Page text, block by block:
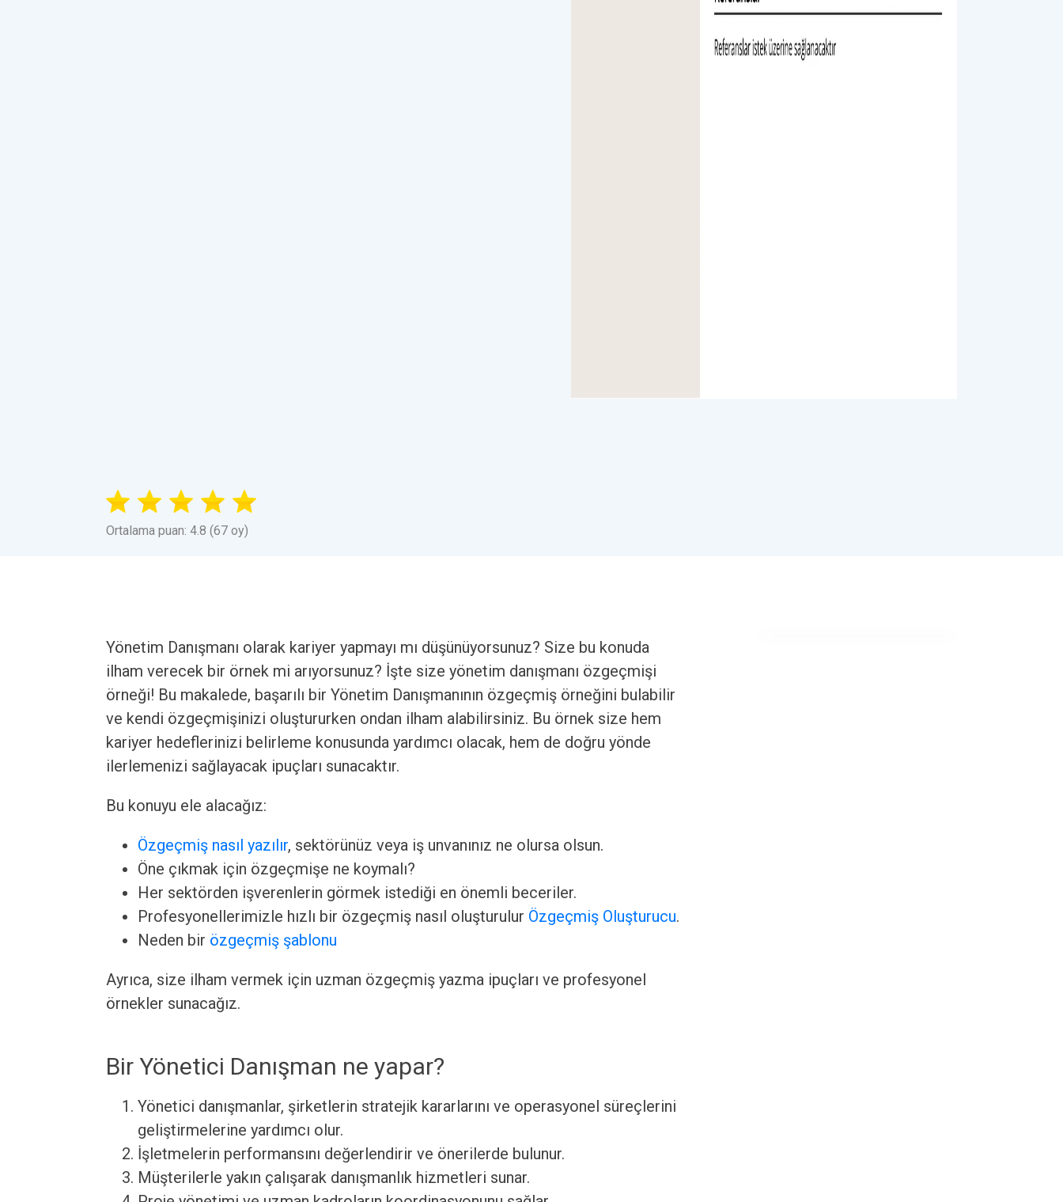
Ortalama puan: 4.8 (67 oy)
Yönetim Danışmanı olarak kariyer yapmayı mı düşünüyorsunuz? Size bu konuda
ilham verecek bir örnek mi arıyorsunuz? İşte size yönetim danışmanı özgeçmişi
örneği! Bu makalede, başarılı bir Yönetim Danışmanının özgeçmiş örneğini bulabilir
ve kendi özgeçmişinizi oluştururken ondan ilham alabilirsiniz. Bu örnek size hem
kariyer hedeflerinizi belirleme konusunda yardımcı olacak, hem de doğru yönde
ilerlemenizi sağlayacak ipuçları sunacaktır.
Bu konuyu ele alacağız:
Özgeçmiş nasıl yazılır, sektörünüz veya iş unvanınız ne olursa olsun.
Öne çıkmak için özgeçmişe ne koymalı?
Her sektörden işverenlerin görmek istediği en önemli beceriler.
Profesyonellerimizle hızlı bir özgeçmiş nasıl oluşturulur Özgeçmiş Oluşturucu.
Neden bir özgeçmiş şablonu
Ayrıca, size ilham vermek için uzman özgeçmiş yazma ipuçları ve profesyonel
örnekler sunacağız.
Bir Yönetici Danışman ne yapar?
Yönetici danışmanlar, şirketlerin stratejik kararlarını ve operasyonel süreçlerini
geliştirmelerine yardımcı olur.
İşletmelerin performansını değerlendirir ve önerilerde bulunur.
Müşterilerle yakın çalışarak danışmanlık hizmetleri sunar.